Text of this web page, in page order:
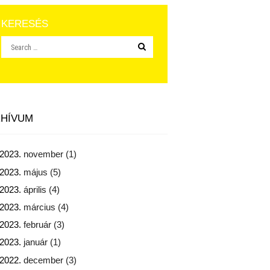
KERESÉS
2023. november (1)
2023. május (5)
2023. április (4)
2023. március (4)
2023. február (3)
2023. január (1)
2022. december (3)